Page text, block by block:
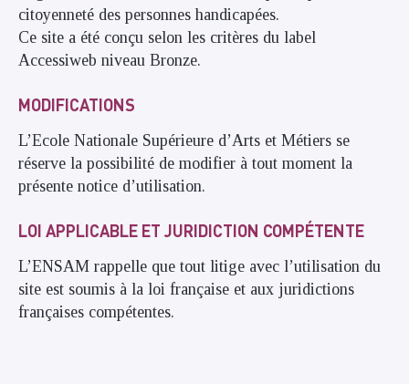
citoyenneté des personnes handicapées.
Ce site a été conçu selon les critères du label
Accessiweb niveau Bronze.
MODIFICATIONS
L’Ecole Nationale Supérieure d’Arts et Métiers se
réserve la possibilité de modifier à tout moment la
présente notice d’utilisation.
LOI APPLICABLE ET JURIDICTION COMPÉTENTE
L’ENSAM rappelle que tout litige avec l’utilisation du
site est soumis à la loi française et aux juridictions
françaises compétentes.